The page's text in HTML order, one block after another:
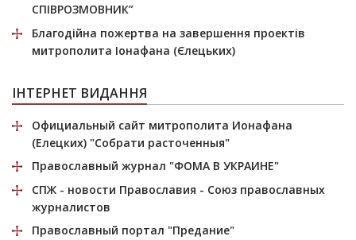
СПІВРОЗМОВНИК”
Благодійна пожертва на завершення проектів
митрополита Іонафана (Єлецьких)
ІНТЕРНЕТ ВИДАННЯ
Официальный сайт митрополита Ионафана
(Елецких) "Собрати расточенныя"
Православный журнал "ФОМА В УКРАИНЕ"
СПЖ - новости Православия - Союз православных
журналистов
Православный портал "Предание"